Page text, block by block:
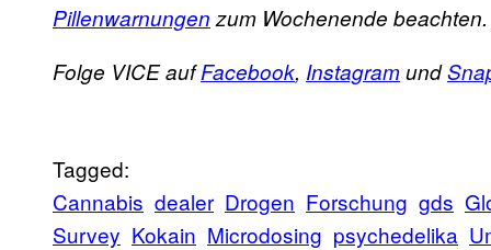
Pillenwarnungen zum Wochenende beachten.
Folge VICE aufFacebook, Instagramund
Tagged:
Cannabis dealer Drogen Forschung gds
Survey Kokain Microdosing psychedelika